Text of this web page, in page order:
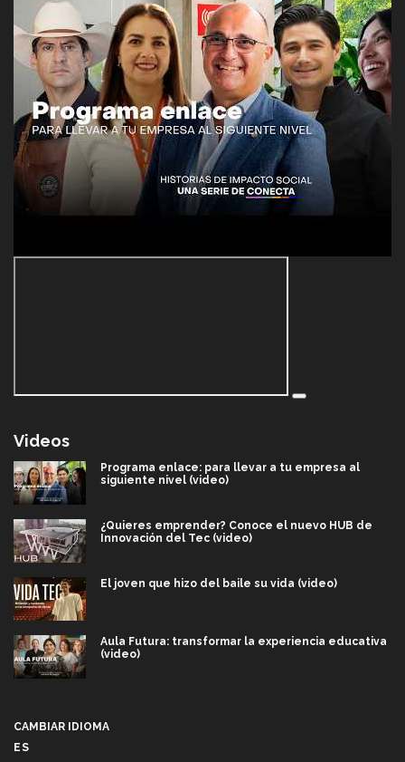
Videos
Programa enlace: para llevar a tu empresa al
siguiente nivel (video)
¿Quieres emprender? Conoce el nuevo HUB de
Innovación del Tec (video)
El joven que hizo del baile su vida (video)
Aula Futura: transformar la experiencia educativa
(video)
CAMBIAR IDIOMA
ES